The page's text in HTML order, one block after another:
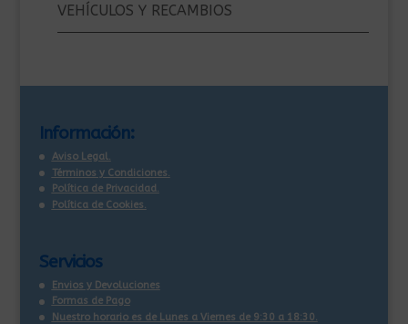
VEHÍCULOS Y RECAMBIOS
Información:
Aviso Legal.
Términos y Condiciones.
Política de Privacidad.
Política de Cookies.
Servicios
Envios y Devoluciones
Formas de Pago
Nuestro horario es de Lunes a Viernes de 9:30 a 18:30.